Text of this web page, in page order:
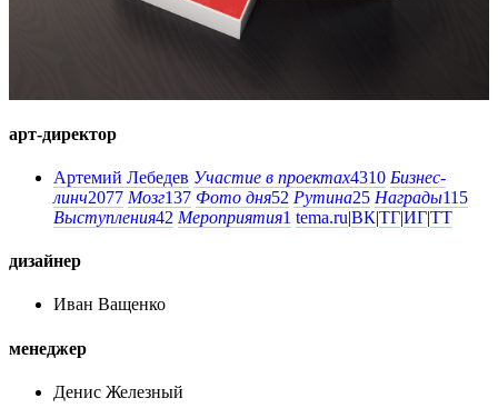
арт-директор
Артемий Лебедев Участие в проектах4310 Бизнес-
линч2077 Мозг137 Фото дня52 Рутина25 Награды115
Выступления42 Мероприятия1 tema.ru|ВК|ТГ|ИГ|ТТ
дизайнер
Иван Ващенко
менеджер
Денис Железный